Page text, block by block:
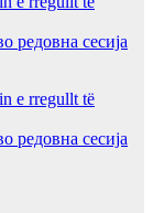
сесија
e rregullt të
сесија